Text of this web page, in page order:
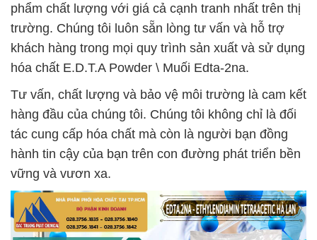
phẩm chất lượng với giá cả cạnh tranh nhất trên thị
trường. Chúng tôi luôn sẵn lòng tư vấn và hỗ trợ
khách hàng trong mọi quy trình sản xuất và sử dụng
hóa chất E.D.T.A Powder \ Muối Edta-2na.
Tư vấn, chất lượng và bảo vệ môi trường là cam kết
hàng đầu của chúng tôi. Chúng tôi không chỉ là đối
tác cung cấp hóa chất mà còn là người bạn đồng
hành tin cậy của bạn trên con đường phát triển bền
vững và vươn xa.